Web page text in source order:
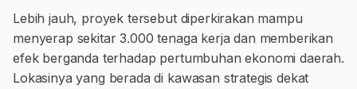
Lebih jauh, proyek tersebut diperkirakan mampu
menyerap sekitar 3.000 tenaga kerja dan memberikan
efek berganda terhadap pertumbuhan ekonomi daerah.
Lokasinya yang berada di kawasan strategis dekat